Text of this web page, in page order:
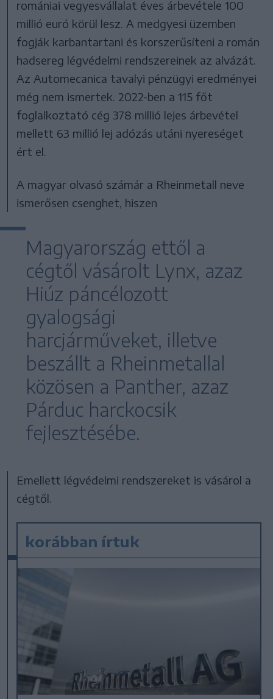
romániai vegyesvállalat éves árbevétele 100
millió euró körül lesz. A medgyesi üzemben
fogják karbantartani és korszerűsíteni a román
hadsereg légvédelmi rendszereinek az alvázát.
Az Automecanica tavalyi pénzügyi eredményei
még nem ismertek. 2022-ben a 115 főt
foglalkoztató cég 378 millió lejes árbevétel
mellett 63 millió lej adózás utáni nyereséget
ért el.
A magyar olvasó számár a Rheinmetall neve
ismerősen csenghet, hiszen
Magyarország ettől a
cégtől vásárolt Lynx, azaz
Hiúz páncélozott
gyalogsági
harcjárműveket, illetve
beszállt a Rheinmetallal
közösen a Panther, azaz
Párduc harckocsik
fejlesztésébe.
Emellett légvédelmi rendszereket is vásárol a
cégtől.
korábban írtuk